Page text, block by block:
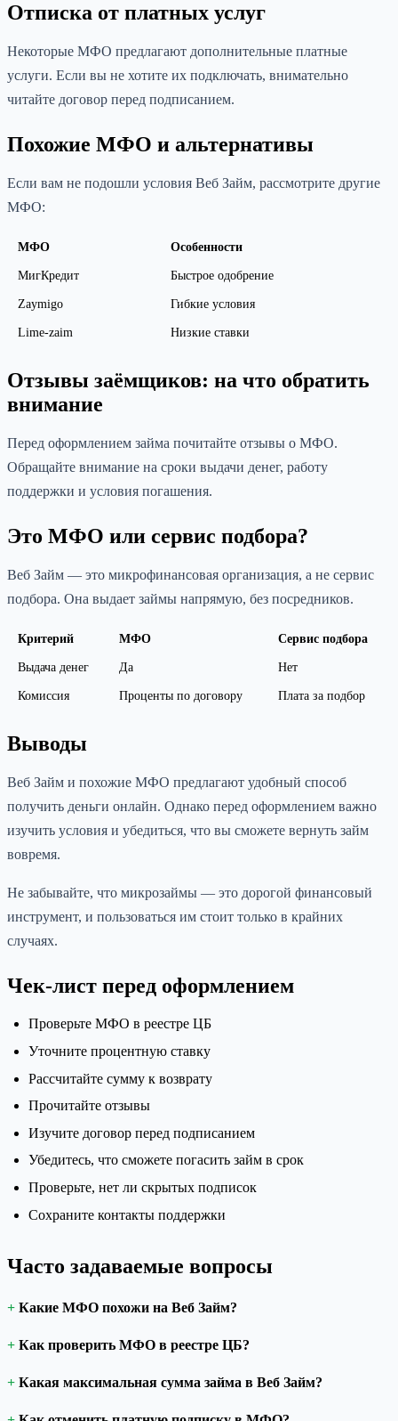
Отписка от платных услуг
Некоторые МФО предлагают дополнительные платные
услуги. Если вы не хотите их подключать, внимательно
читайте договор перед подписанием.
Похожие МФО и альтернативы
Если вам не подошли условия Веб Займ, рассмотрите другие
МФО:
МФО Особенности
МигКредит Быстрое одобрение
Zaymigo Гибкие условия
Lime-zaim Низкие ставки
Отзывы заёмщиков: на что обратить
внимание
Перед оформлением займа почитайте отзывы о МФО.
Обращайте внимание на сроки выдачи денег, работу
поддержки и условия погашения.
Это МФО или сервис подбора?
Веб Займ — это микрофинансовая организация, а не сервис
подбора. Она выдает займы напрямую, без посредников.
Критерий МФО Сервис подбора
Выдача денег Да Нет
Комиссия Проценты по договору Плата за подбор
Выводы
Веб Займ и похожие МФО предлагают удобный способ
получить деньги онлайн. Однако перед оформлением важно
изучить условия и убедиться, что вы сможете вернуть займ
вовремя.
Не забывайте, что микрозаймы — это дорогой финансовый
инструмент, и пользоваться им стоит только в крайних
случаях.
Чек-лист перед оформлением
Проверьте МФО в реестре ЦБ
Уточните процентную ставку
Рассчитайте сумму к возврату
Прочитайте отзывы
Изучите договор перед подписанием
Убедитесь, что сможете погасить займ в срок
Проверьте, нет ли скрытых подписок
Сохраните контакты поддержки
Часто задаваемые вопросы
Какие МФО похожи на Веб Займ?
Как проверить МФО в реестре ЦБ?
Какая максимальная сумма займа в Веб Займ?